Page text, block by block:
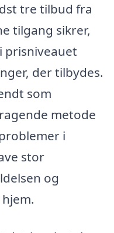
tre tilbud fra
tilgang sikrer,
prisniveauet
der tilbydes.
som
metode
i
stor
og